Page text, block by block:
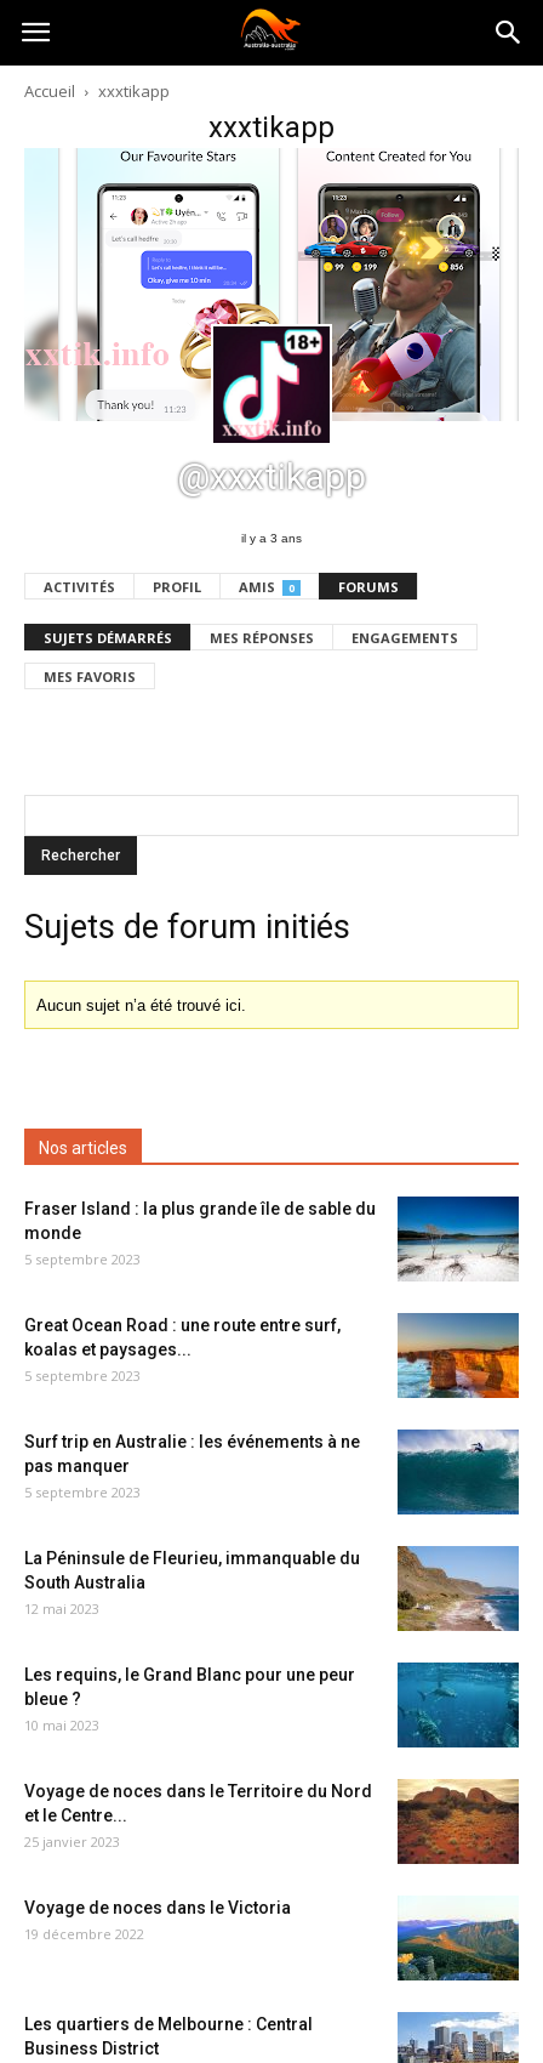
Australia-
australie.com
Accueil xxxtikapp
xxxtikapp
@xxxtikapp
il y a 3 ans
ACTIVITÉS PROFIL AMIS 0 FORUMS
SUJETS DÉMARRÉS MES RÉPONSES ENGAGEMENTS
MES FAVORIS
Sujets de forum initiés
Aucun sujet n’a été trouvé ici.
Nos articles
Fraser Island : la plus grande île de sable du
monde
5 septembre 2023
Great Ocean Road : une route entre surf,
koalas et paysages...
5 septembre 2023
Surf trip en Australie : les événements à ne
pas manquer
5 septembre 2023
La Péninsule de Fleurieu, immanquable du
South Australia
12 mai 2023
Les requins, le Grand Blanc pour une peur
bleue ?
10 mai 2023
Voyage de noces dans le Territoire du Nord
et le Centre...
25 janvier 2023
Voyage de noces dans le Victoria
19 décembre 2022
Les quartiers de Melbourne : Central
Business District